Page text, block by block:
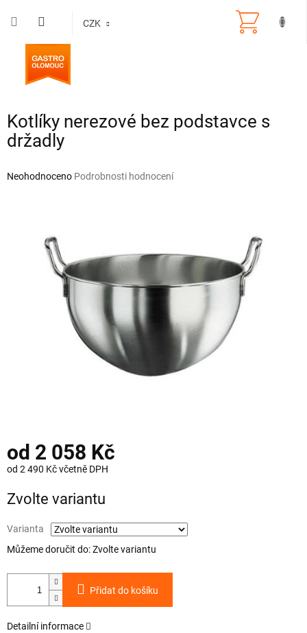
CZK
Kotlíky nerezové bez podstavce s
držadly
Průměrné
hvězdiček.
Neohodnoceno Podrobnosti hodnocení
od 2 058 Kč
od 2 490 Kčvčetně DPH
cena:
Zvolte variantu
Varianta
Můžeme doručit do:Zvolte variantu
Přidat do košíku
Detailní informace